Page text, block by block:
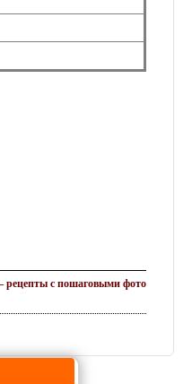
с пошаговыми фото